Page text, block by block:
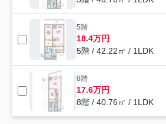
5階
18.4万円
5階 / 42.22㎡ / 1LDK
8階
17.6万円
8階 / 40.76㎡ / 1LDK